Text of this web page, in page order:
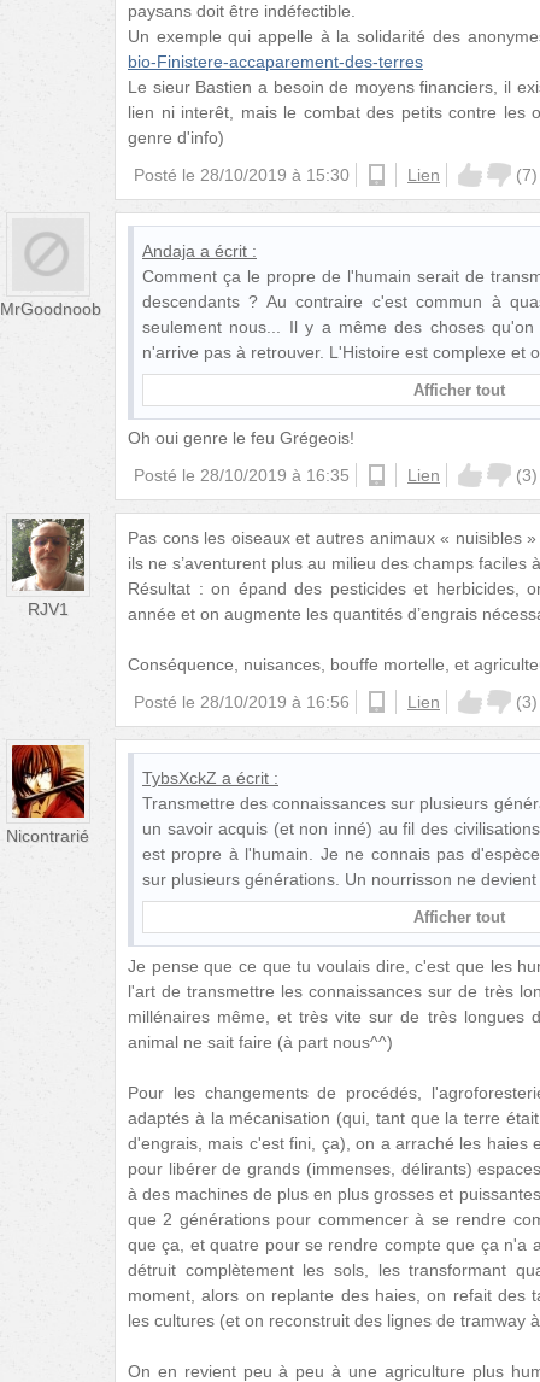
paysans doit être indéfectible.
Un exemple qui appelle à la solidarité des
bio-Finistere-accaparement-des-terres
Le sieur Bastien a besoin de moyens financiers, il
lien ni interêt, mais le combat des petits contre les
genre d'info)
Posté le 28/10/2019 à 15:30 Lien (7)
MrGoodnoob
Andaja a écrit :
Comment ça le propre de l'humain serait de
descendants ? Au contraire c'est commun à
seulement nous... Il y a même des choses
n'arrive pas à retrouver. L'Histoire est complexe et
Afficher tout
Oh oui genre le feu Grégeois!
Posté le 28/10/2019 à 16:35 androidLien (3)
RJV1
Pas cons les oiseaux et autres animaux « nuisibles
ils ne s’aventurent plus au milieu des champs faciles
Résultat : on épand des pesticides et herbicides,
année et on augmente les quantités d’engrais
Conséquence, nuisances, bouffe mortelle, et
Posté le 28/10/2019 à 16:56 ios Lien (3)
Nicontrarié
TybsXckZ a écrit :
Transmettre des connaissances sur plusieurs
un savoir acquis (et non inné) au fil des
est propre à l'humain. Je ne connais pas
sur plusieurs générations. Un nourrisson ne devient
Afficher tout
Je pense que ce que tu voulais dire, c'est que les
l'art de transmettre les connaissances sur de très
millénaires même, et très vite sur de très longues
animal ne sait faire (à part nous^^)
Pour les changements de procédés,
adaptés à la mécanisation (qui, tant que la terre
d'engrais, mais c'est fini, ça), on a arraché les haies
pour libérer de grands (immenses, délirants)
à des machines de plus en plus grosses et
que 2 générations pour commencer à se rendre
que ça, et quatre pour se rendre compte que ça n'a
détruit complètement les sols, les transformant
moment, alors on replante des haies, on refait des
les cultures (et on reconstruit des lignes de tramway
On en revient peu à peu à une agriculture plus